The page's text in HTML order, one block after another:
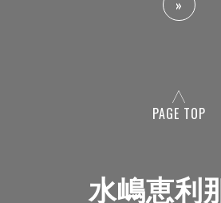
»
PAGE TOP
水嶋恵利